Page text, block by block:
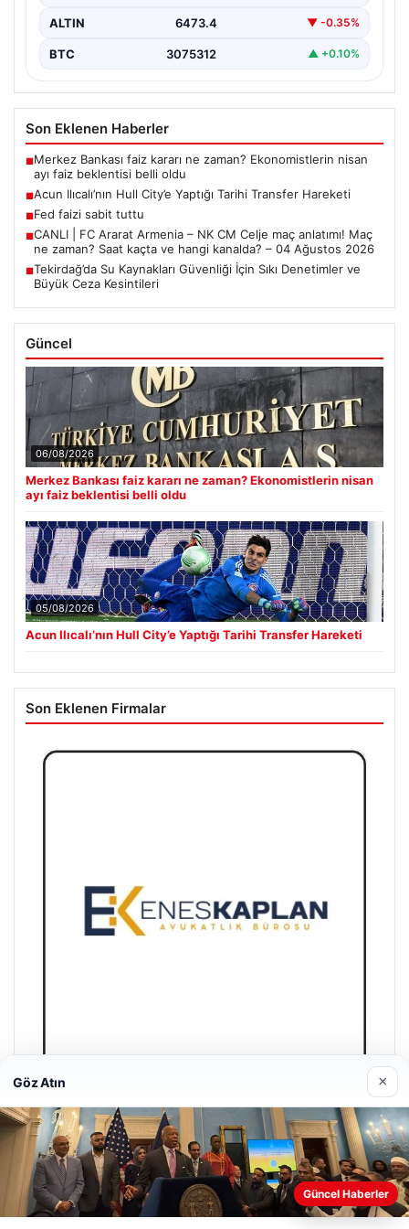
ALTIN 6473.4 ▼ -0.35%
BTC 3075312 ▲ +0.10%
Son Eklenen Haberler
■Merkez Bankası faiz kararı ne zaman? Ekonomistlerin nisan
ayı faiz beklentisi belli oldu
■Acun Ilıcalı’nın Hull City’e Yaptığı Tarihi Transfer Hareketi
■Fed faizi sabit tuttu
■CANLI | FC Ararat Armenia – NK CM Celje maç anlatımı! Maç
ne zaman? Saat kaçta ve hangi kanalda? – 04 Ağustos 2026
■Tekirdağ’da Su Kaynakları Güvenliği İçin Sıkı Denetimler ve
Büyük Ceza Kesintileri
Güncel
06/08/2026
Merkez Bankası faiz kararı ne zaman? Ekonomistlerin nisan
ayı faiz beklentisi belli oldu
05/08/2026
Acun Ilıcalı’nın Hull City’e Yaptığı Tarihi Transfer Hareketi
Son Eklenen Firmalar
Enes Kaplan Avukatlık Bürosu
28/04/2026
Web sitemizi nasıl kullandığınızı daha iyi anlayabilmek,
Göz Atın ×
Güncel Haberler